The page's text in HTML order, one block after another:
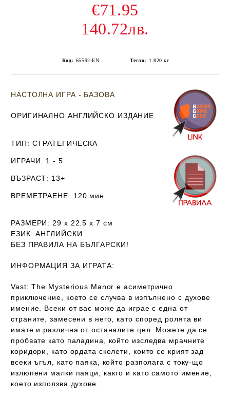
€71.95
140.72лв.
Код: 65592-EN Тегло: 1.820 кг
НАСТОЛНА ИГРА - БАЗОВА
ОРИГИНАЛНО АНГЛИЙСКО ИЗДАНИЕ
ТИП: СТРАТЕГИЧЕСКА
ИГРАЧИ: 1 - 5
ВЪЗРАСТ: 13+
ВРЕМЕТРАЕНЕ: 120 мин.
РАЗМЕРИ: 29 х 22.5 х 7 см
ЕЗИК: АНГЛИЙСКИ
БЕЗ ПРАВИЛА НА БЪЛГАРСКИ!
ИНФОРМАЦИЯ ЗА ИГРАТА:
Vast: The Mysterious Manor e асиметрично
приключение, което се случва в изпълнено с духове
имение. Всеки от вас може да играе с една от
страните, замесени в него, като според ролята ви
имате и различна от останалите цел. Можете да се
пробвате като паладина, който изследва мрачните
коридори, като ордата скелети, които се крият зад
всеки ъгъл, като паяка, който разполага с току-що
излюпени малки паяци, както и като самото имение,
което използва духове.